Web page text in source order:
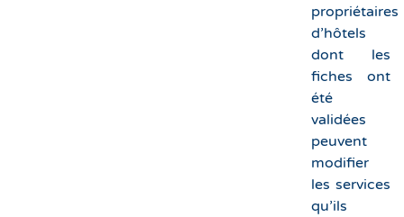
propriétaires
d’hôtels
dont les
fiches ont
été
validées
peuvent
modifier
les services
qu’ils